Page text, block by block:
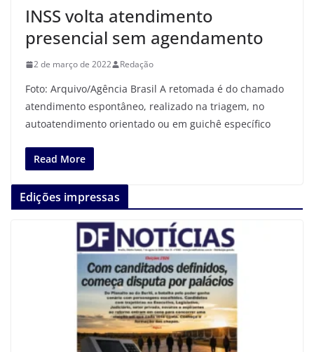
INSS volta atendimento
presencial sem agendamento
2 de março de 2022 Redação
Foto: Arquivo/Agência Brasil A retomada é do chamado
atendimento espontâneo, realizado na triagem, no
autoatendimento orientado ou em guichê específico
Read More
Edições impressas